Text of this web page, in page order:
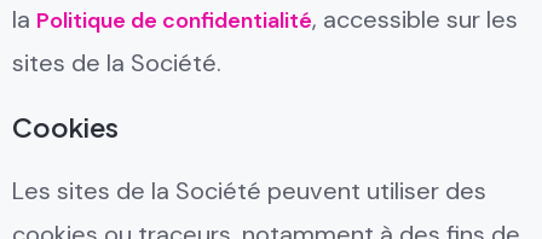
la Politique de confidentialité, accessible sur les
sites de la Société.
Cookies
Les sites de la Société peuvent utiliser des